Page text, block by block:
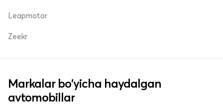
Leapmotor
Zeekr
Markalar bo'yicha haydalgan
avtomobillar